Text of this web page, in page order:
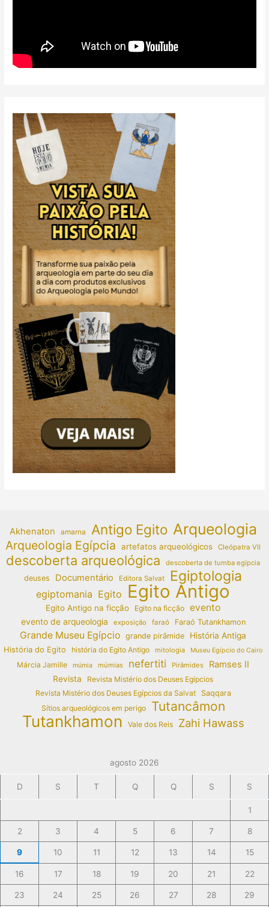
Akhenaton amarna Antigo Egito Arqueologia
Arqueologia Egípcia artefatos arqueológicos Cleópatra VII
descoberta arqueológica descoberta de tumba egípcia
deuses Documentário Editora Salvat Egiptologia
egiptomania Egito Egito Antigo
Egito Antigo na ficção Egito na ficção evento
evento de arqueologia exposição faraó Faraó Tutankhamon
Grande Museu Egípcio grande pirâmide
História Antiga
História do Egito
história do Egito Antigo mitologia Museu Egípcio do Cairo
Márcia Jamille múmia múmias nefertiti Pirâmides Ramses II
Revista
Revista Mistério dos Deuses Egípcios
Revista Mistério dos Deuses Egípcios da Salvat
Saqqara
Sítios arqueológicos em perigo
Tutancâmon
Tutankhamon Vale dos Reis Zahi Hawass
agosto 2026
D S T Q Q S S
1
2 3 4 5 6 7 8
9 10 11 12 13 14 15
16 17 18 19 20 21 22
23 24 25 26 27 28 29